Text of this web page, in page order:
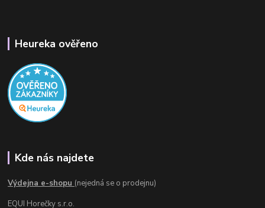
Heureka ověřeno
Kde nás najdete
Výdejna e-shopu (nejedná se o prodejnu)
EQUI Horečky s.r.o.